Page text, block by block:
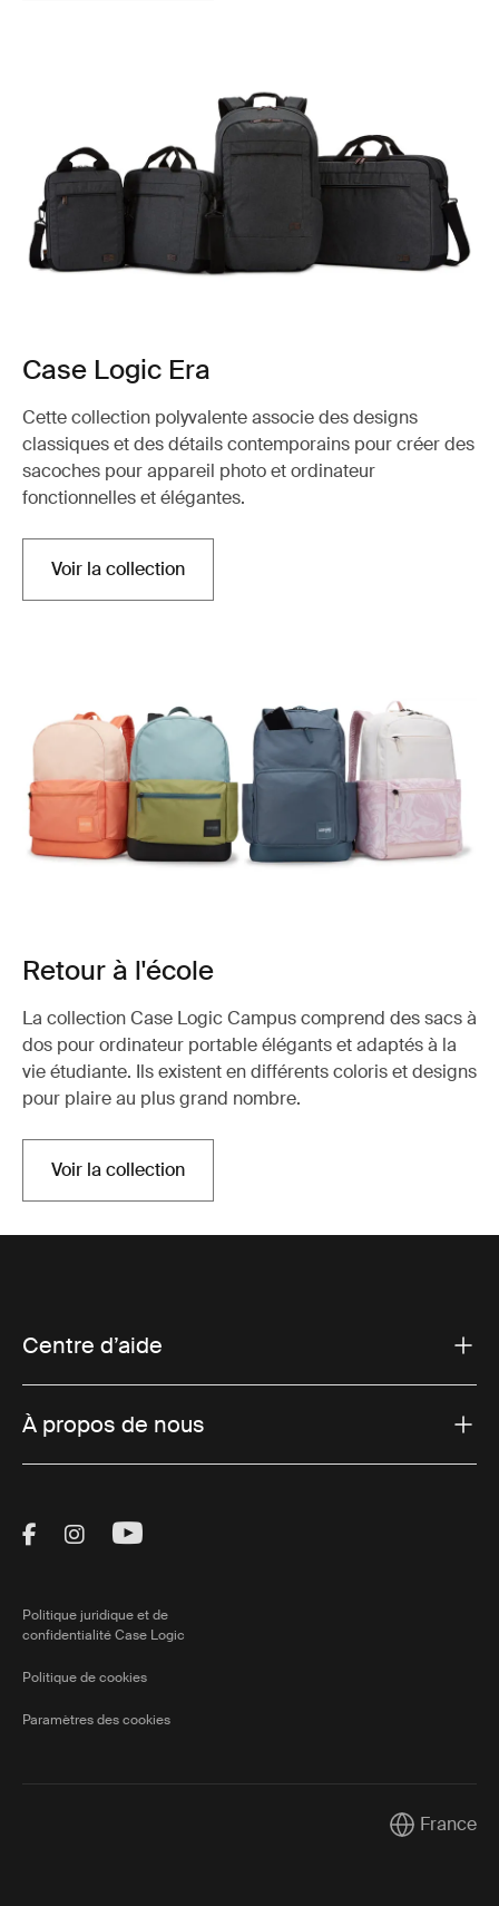
Case Logic Era
Cette collection polyvalente associe des designs
classiques et des détails contemporains pour créer des
sacoches pour appareil photo et ordinateur
fonctionnelles et élégantes.
Voir la collection
Retour à l'école
La collection Case Logic Campus comprend des sacs à
dos pour ordinateur portable élégants et adaptés à la
vie étudiante. Ils existent en différents coloris et designs
pour plaire au plus grand nombre.
Voir la collection
Centre d’aide
À propos de nous
Visit Thule on Facebook (external link)
Visit Thule on Instagram (external link)
Visit Thule on Youtube (external
Politique juridique et de
confidentialité Case Logic
Politique de cookies
Paramètres des cookies
Current
France